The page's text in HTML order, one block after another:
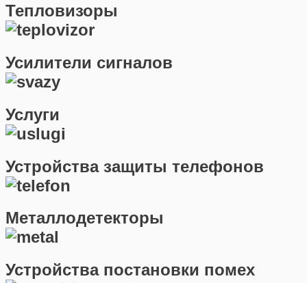
Тепловизоры
Усилители сигналов
Услуги
Устройства защиты телефонов
Металлодетекторы
Устройства постановки помех